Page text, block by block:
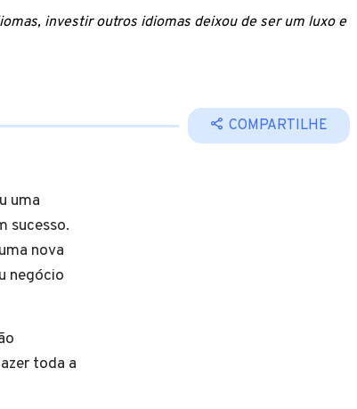
investir outros idiomas deixou de ser um luxo e
COMPARTILHE
uma
sucesso.
nova
negócio
toda a